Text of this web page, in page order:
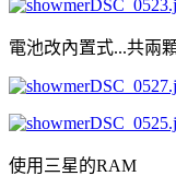
電池改內置式...共兩
使用三星的RAM